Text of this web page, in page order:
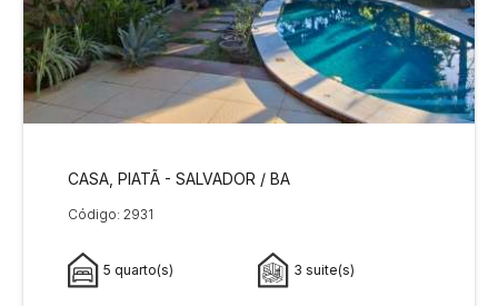
CASA, PIATÃ - SALVADOR / BA
Código: 2931
5 quarto(s) 3 suite(s)